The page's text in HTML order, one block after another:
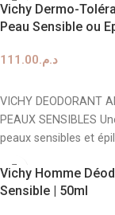
Vichy Dermo-
Peau Sensible ou
د.م.111.00
VICHY DEODORANT
PEAUX SENSIBLES
peaux sensibles et
Vichy Homme
Sensible | 50ml